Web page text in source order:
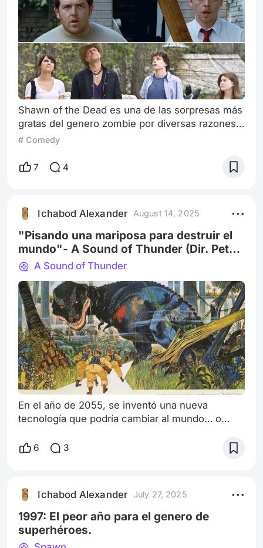
Shawn of the Dead es una de las sorpresas más
gratas del genero zombie por diversas razones,
como el hecho de que reanimó el genero del
apariciones en los 80s y 90s con películas
clásico de culto Idle Hands. *zom com/zomedy:
Abreviaturas de Zombie Comedy. Aunque
algunas pel
# Comedy
7 4
Ichabod Alexander August 14, 2025
"Pisando una mariposa para destruir el
mundo"- A Sound of Thunder (Dir. Peter
Hyams - 2005)
A Sound of Thunder
En el año de 2055, se inventó una nueva
tecnología que podría cambiar al mundo… o
usó para hacerse rico. Frases como esta
Especialmente cuando se tratan de recientes
descubrimientos científicos que son usados por
gente a cargo de corporaciones multimillonarias
para g
6 3
Ichabod Alexander July 27, 2025
1997: El peor año para el genero de
superhéroes.